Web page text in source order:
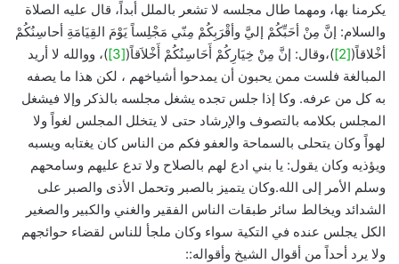
يكرمنا بها، ومهما طال مجلسه لا تشعر بالملل أبداً، قال عليه الصلاة
والسلام: إنَّ مِنْ أحَبِّكُمْ إليَّ وأقْرَبِكُمْ مِنّي مَجْلِساً يَوْمَ القِيَامَةِ أحاسِنُكُمْ
أخْلاقاً([2] )،وقال: إنَّ مِنْ خِيَارِكُمْ أَحَاسِنُكُمْ أَخْلاَقاً([3]
)، ووالله لا أريد
المبالغة فلست ممن يحبون أن يمدحوا أشياخهم ، لكن هذا ما يصفه
به كل من عرفه. وكا إذا جلس تجده يشغل مجلسه بالذكر وإلا فيشغل
المجلس بكلامه بالتصوف والإرشاد حتى لا يتخلل المجلس لغواً ولا
لهواً وكان يتحلى بالسماحة والعفو فكم من الناس كان يغتابه ويسبه
ويؤذيه وكان يقول: يا بني ادع لهم بالصلاح ولا تدع عليهم وسامحهم
وسلم الأمر إلى الله.وكان يتميز بالصبر وتحمل الأذى والصبر على
الشدائد ويخالط سائر طبقات الناس الفقير والغني والكبير والصغير
الكل يجلس عنده في التكية سواء وكان ملجأ للناس لقضاء حوائجهم
ولا يرد أحداً من أقوال الشيخ وأقواله::